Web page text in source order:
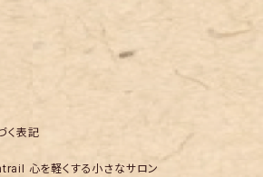
く表記
心を軽くする小さなサロン